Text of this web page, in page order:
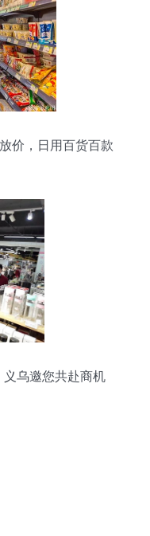
价，日用百货百款
义乌邀您共赴商机